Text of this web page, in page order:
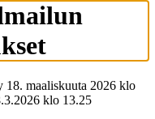
18. maaliskuuta 2026 klo
klo 13.25